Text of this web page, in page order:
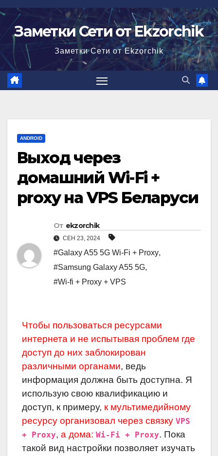
Перейти
содержимому
Заметки Сети от Ekzorchik
Заметки Сети от Ekzorchik
ANDROID
Выход через
домашний Wi-Fi +
proxy на VPS Беларуси
От ekzorchik
СЕН 23, 2024
#Galaxy A55 5G Wi-Fi + Proxy,
#Samsung Galaxy A55 5G,
#Wi-fi + Proxy + VPS
Чтобы пользоваться ресурсами
интернета и не испытывая проблем где
доступ до них заблокирован
различными органами, ведь
информация должна быть доступна. Я
использую свою квалификацию и
доступ, к примеру, к мультимедийному
ресурсу организовал через связку VPS
+ Proxy, а дома: Wi-Fi + Proxy. Пока
такой вид настройки позволяет изучать